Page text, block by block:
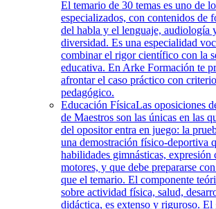
El temario de 30 temas es uno de
especializados, con contenidos de
del habla y el lenguaje, audiología
diversidad. Es una especialidad
combinar el rigor científico con la
educativa. En Arke Formación te
afrontar el caso práctico con
pedagógico.
Educación FísicaLas oposiciones
de Maestros son las únicas en las
del opositor entra en juego: la
una demostración físico-deportiva
habilidades gimnásticas, expresión
motores, y que debe prepararse
que el temario. El componente
sobre actividad física, salud,
didáctica, es extenso y riguroso. El